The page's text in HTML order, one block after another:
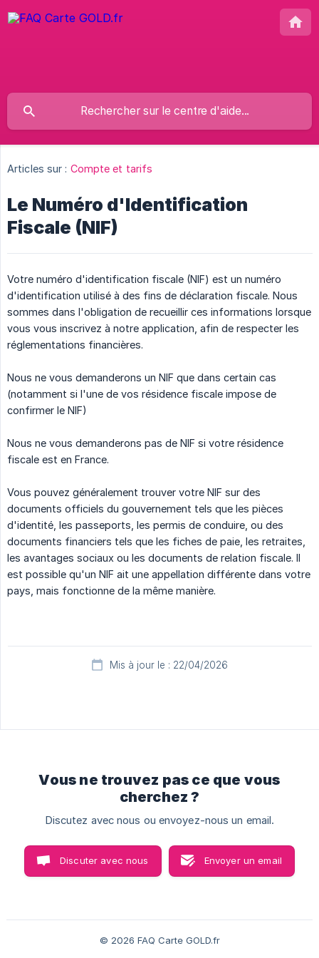
Articles sur : Compte et tarifs
Le Numéro d'Identification
Fiscale (NIF)
Votre numéro d'identification fiscale (NIF) est un numéro
d'identification utilisé à des fins de déclaration fiscale. Nous
sommes dans l'obligation de recueillir ces informations lorsque
vous vous inscrivez à notre application, afin de respecter les
réglementations financières.
Nous ne vous demanderons un NIF que dans certain cas
(notamment si l'une de vos résidence fiscale impose de
confirmer le NIF)
Nous ne vous demanderons pas de NIF si votre résidence
fiscale est en France.
Vous pouvez généralement trouver votre NIF sur des
documents officiels du gouvernement tels que les pièces
d'identité, les passeports, les permis de conduire, ou des
documents financiers tels que les fiches de paie, les retraites,
les avantages sociaux ou les documents de relation fiscale. Il
est possible qu'un NIF ait une appellation différente dans votre
pays, mais fonctionne de la même manière.
Mis à jour le : 22/04/2026
Vous ne trouvez pas ce que vous
cherchez ?
Discutez avec nous ou envoyez-nous un email.
Discuter avec nous Envoyer un email
© 2026 FAQ Carte GOLD.fr